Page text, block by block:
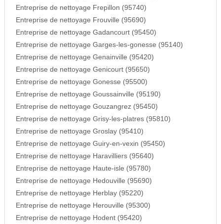
Entreprise de nettoyage Frepillon (95740)
Entreprise de nettoyage Frouville (95690)
Entreprise de nettoyage Gadancourt (95450)
Entreprise de nettoyage Garges-les-gonesse (95140)
Entreprise de nettoyage Genainville (95420)
Entreprise de nettoyage Genicourt (95650)
Entreprise de nettoyage Gonesse (95500)
Entreprise de nettoyage Goussainville (95190)
Entreprise de nettoyage Gouzangrez (95450)
Entreprise de nettoyage Grisy-les-platres (95810)
Entreprise de nettoyage Groslay (95410)
Entreprise de nettoyage Guiry-en-vexin (95450)
Entreprise de nettoyage Haravilliers (95640)
Entreprise de nettoyage Haute-isle (95780)
Entreprise de nettoyage Hedouville (95690)
Entreprise de nettoyage Herblay (95220)
Entreprise de nettoyage Herouville (95300)
Entreprise de nettoyage Hodent (95420)